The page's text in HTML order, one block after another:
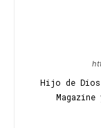
Hijo de